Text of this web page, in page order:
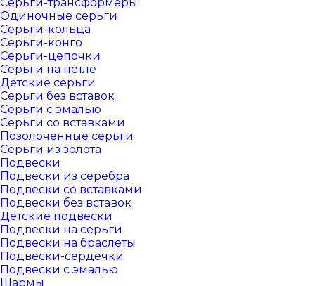
Одиночные серьги
Серьги-кольца
Серьги-конго
Серьги-цепочки
Серьги на петле
Детские серьги
Серьги без вставок
Серьги с эмалью
Серьги со вставками
Позолоченные серьги
Серьги из золота
Подвески
Подвески из серебра
Подвески со вставками
Подвески без вставок
Детские подвески
Подвески на серьги
Подвески на браслеты
Подвески-сердечки
Подвески с эмалью
Шармы